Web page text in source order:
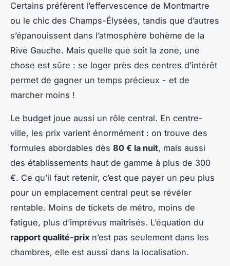
Certains préfèrent l’effervescence de Montmartre
ou le chic des Champs-Élysées, tandis que d’autres
s’épanouissent dans l’atmosphère bohème de la
Rive Gauche. Mais quelle que soit la zone, une
chose est sûre : se loger près des centres d’intérêt
permet de gagner un temps précieux - et de
marcher moins !
Le budget joue aussi un rôle central. En centre-
ville, les prix varient énormément : on trouve des
formules abordables dès 80 € la nuit, mais aussi
des établissements haut de gamme à plus de 300
€. Ce qu’il faut retenir, c’est que payer un peu plus
pour un emplacement central peut se révéler
rentable. Moins de tickets de métro, moins de
fatigue, plus d’imprévus maîtrisés. L’équation du
rapport qualité-prix n’est pas seulement dans les
chambres, elle est aussi dans la localisation.